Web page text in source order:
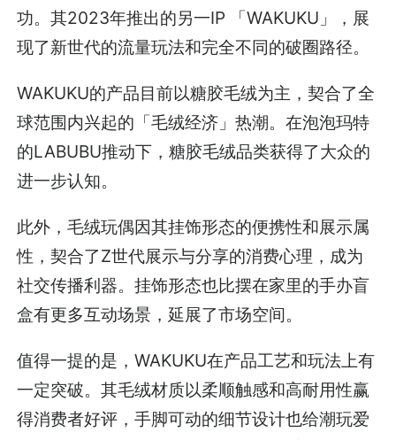
功。其2023年推出的另一IP 「WAKUKU」，展
现了新世代的流量玩法和完全不同的破圈路径。
WAKUKU的产品目前以糖胶毛绒为主，契合了全
球范围内兴起的「毛绒经济」热潮。在泡泡玛特
的LABUBU推动下，糖胶毛绒品类获得了大众的
进一步认知。
此外，毛绒玩偶因其挂饰形态的便携性和展示属
性，契合了Z世代展示与分享的消费心理，成为
社交传播利器。挂饰形态也比摆在家里的手办盲
盒有更多互动场景，延展了市场空间。
值得一提的是，WAKUKU在产品工艺和玩法上有
一定突破。其毛绒材质以柔顺触感和高耐用性赢
得消费者好评，手脚可动的细节设计也给潮玩爱